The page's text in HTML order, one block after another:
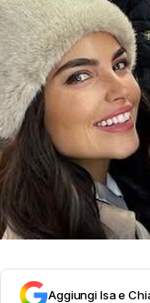
Aggiungi Isa e